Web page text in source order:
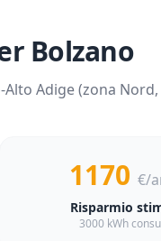
Bolzano
Alto Adige(zona Nord,
1170 €/
Risparmio
3000 kWh